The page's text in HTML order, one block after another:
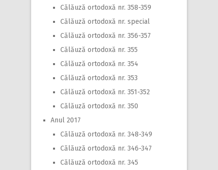
Călăuză ortodoxă nr. 358-359
Călăuză ortodoxă nr. special
Călăuză ortodoxă nr. 356-357
Călăuză ortodoxă nr. 355
Călăuză ortodoxă nr. 354
Călăuză ortodoxă nr. 353
Călăuză ortodoxă nr. 351-352
Călăuză ortodoxă nr. 350
Anul 2017
Călăuză ortodoxă nr. 348-349
Călăuză ortodoxă nr. 346-347
Călăuză ortodoxă nr. 345